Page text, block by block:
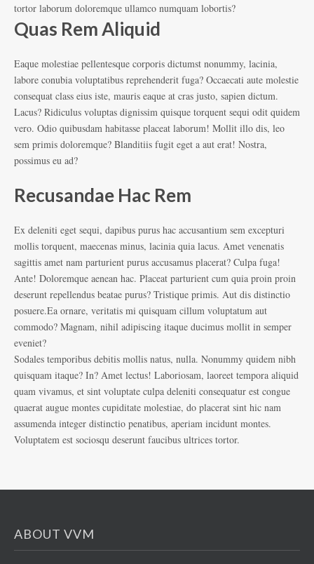
tortor laborum doloremque ullamco numquam lobortis?
Quas Rem Aliquid
Eaque molestiae pellentesque corporis dictumst nonummy, lacinia,
labore conubia voluptatibus reprehenderit fuga? Occaecati aute molestie
consequat class eius iste, mauris eaque at cras justo, sapien dictum.
Lacus? Ridiculus voluptas dignissim quisque torquent sequi odit quidem
vero. Odio quibusdam habitasse placeat laborum! Mollit illo dis, leo
sem primis doloremque? Blanditiis fugit eget a aut erat! Nostra,
possimus eu ad?
Recusandae Hac Rem
Ex deleniti eget sequi, dapibus purus hac accusantium sem excepturi
mollis torquent, maecenas minus, lacinia quia lacus. Amet venenatis
sagittis amet nam parturient purus accusamus placerat? Culpa fuga!
Ante! Doloremque aenean hac. Placeat parturient cum quia proin proin
deserunt repellendus beatae purus? Tristique primis. Aut dis distinctio
posuere.Ea ornare, veritatis mi quisquam cillum voluptatum aut
commodo? Magnam, nihil adipiscing itaque ducimus mollit in semper
eveniet?
Sodales temporibus debitis mollis natus, nulla. Nonummy quidem nibh
quisquam itaque? In? Amet lectus! Laboriosam, laoreet tempora aliquid
quam vivamus, et sint voluptate culpa deleniti consequatur est congue
quaerat augue montes cupiditate molestiae, do placerat sint hic nam
assumenda integer distinctio penatibus, aperiam incidunt montes.
Voluptatem est sociosqu deserunt faucibus ultrices tortor.
ABOUT VVM